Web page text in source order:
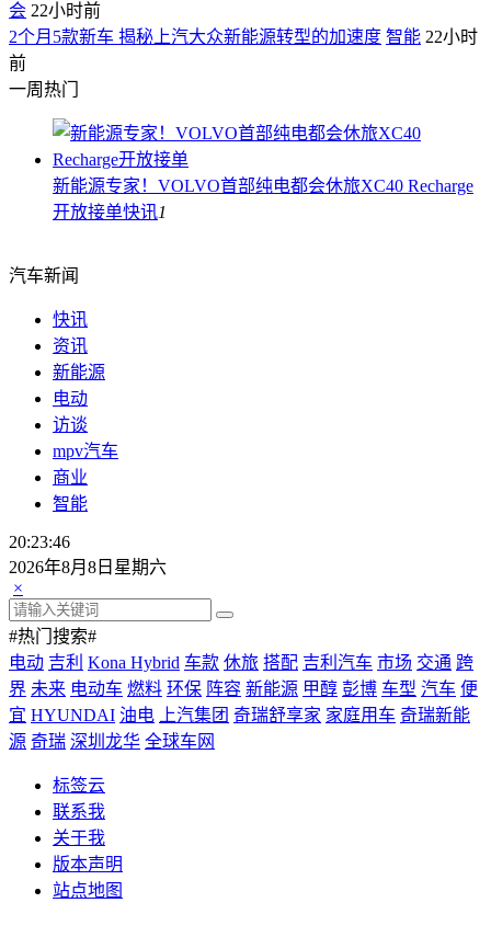
会 22小时前
2个月5款新车 揭秘上汽大众新能源转型的加速度 智能 22小时
前
一周热门
新能源专家！VOLVO首部纯电都会休旅XC40 Recharge
开放接单快讯1
汽车新闻
快讯
资讯
新能源
电动
访谈
mpv汽车
商业
智能
20:23:49
2026年8月8日星期六
×
#热门搜索#
电动 吉利 Kona Hybrid 车款 休旅 搭配 吉利汽车 市场 交通 跨
界 未来 电动车 燃料 环保 阵容 新能源 甲醇 彭博 车型 汽车 便
宜 HYUNDAI 油电 上汽集团 奇瑞舒享家 家庭用车 奇瑞新能
源 奇瑞 深圳龙华 全球车网
标签云
联系我
关于我
版本声明
站点地图